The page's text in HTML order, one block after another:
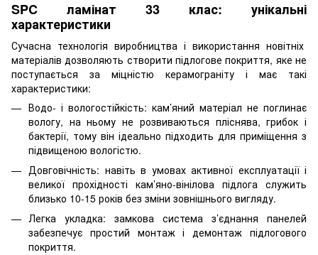
SPC ламінат 33 клас: унікальні
характеристики
Сучасна технологія виробництва і використання новітніх
матеріалів дозволяють створити підлогове покриття, яке не
поступається за міцністю керамограніту і має такі
характеристики:
Водо- і вологостійкість: кам’яний матеріал не поглинає
вологу, на ньому не розвиваються пліснява, грибок і
бактерії, тому він ідеально підходить для приміщення з
підвищеною вологістю.
Довговічність: навіть в умовах активної експлуатації і
великої прохідності кам’яно-вінілова підлога служить
близько 10-15 років без зміни зовнішнього вигляду.
Легка укладка: замкова система з’єднання панелей
забезпечує простий монтаж і демонтаж підлогового
покриття.